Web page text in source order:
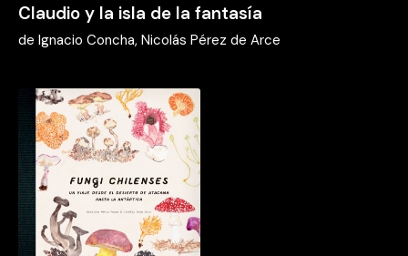
Claudio y la isla de la fantasía
de Ignacio Concha, Nicolás Pérez de Arce